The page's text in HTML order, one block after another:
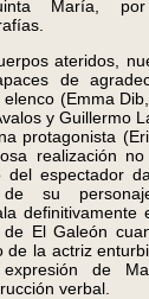
María,
ateridos,
de
(Emma
y Guillermo
protagonista
realización no
espectador
de su
definitivamente
de El Galeón
de la actriz
expresión de
verbal.